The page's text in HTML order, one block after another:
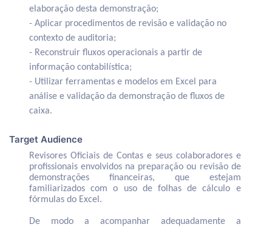
elaboração desta demonstração;
- Aplicar procedimentos de revisão e validação no
contexto de auditoria;
- Reconstruir fluxos operacionais a partir de
informação contabilística;
- Utilizar ferramentas e modelos em Excel para
análise e validação da demonstração de fluxos de
caixa.
Target Audience
Revisores Oficiais de Contas e seus colaboradores e
profissionais envolvidos na preparação ou revisão de
demonstrações financeiras, que estejam
familiarizados com o uso de folhas de cálculo e
fórmulas do Excel.
De modo a acompanhar adequadamente a